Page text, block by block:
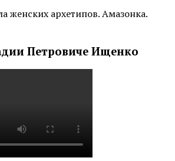
женских архетипов. Амазонка.
Петровиче Ищенко